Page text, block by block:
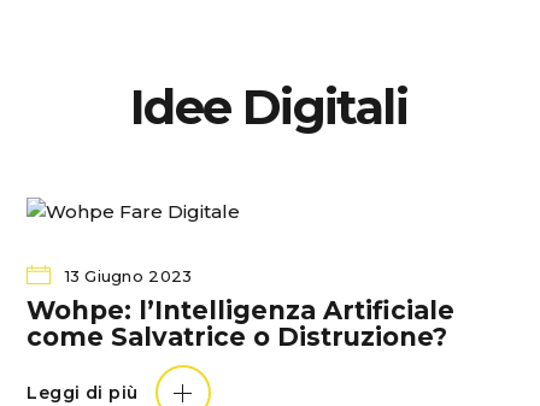
Idee Digitali
13 Giugno 2023
Wohpe: l’Intelligenza Artificiale
come Salvatrice o Distruzione?
Leggi di più